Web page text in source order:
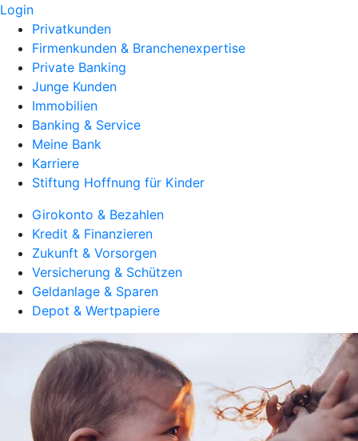
Login
Privatkunden
Firmenkunden & Branchenexpertise
Private Banking
Junge Kunden
Immobilien
Banking & Service
Meine Bank
Karriere
Stiftung Hoffnung für Kinder
Girokonto & Bezahlen
Kredit & Finanzieren
Zukunft & Vorsorgen
Versicherung & Schützen
Geldanlage & Sparen
Depot & Wertpapiere